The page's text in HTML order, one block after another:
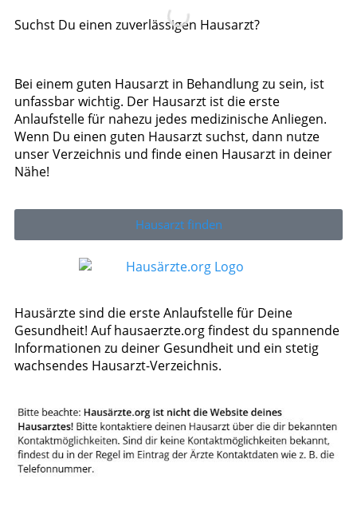
Suchst Du einen zuverlässigen Hausarzt?
Bei einem guten Hausarzt in Behandlung zu sein, ist
unfassbar wichtig. Der Hausarzt ist die erste
Anlaufstelle für nahezu jedes medizinische Anliegen.
Wenn Du einen guten Hausarzt suchst, dann nutze
unser Verzeichnis und finde einen Hausarzt in deiner
Nähe!
Hausarzt finden
Hausärzte sind die erste Anlaufstelle für Deine
Gesundheit! Auf hausaerzte.org findest du spannende
Informationen zu deiner Gesundheit und ein stetig
wachsendes Hausarzt-Verzeichnis.